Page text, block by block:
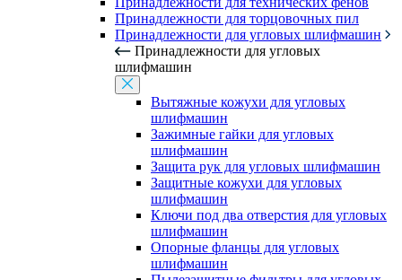
Принадлежности для торцовочных пил
Принадлежности для угловых шлифмашин
Принадлежности для угловых
шлифмашин
Вытяжные кожухи для угловых
шлифмашин
Зажимные гайки для угловых
шлифмашин
Защита рук для угловых шлифмашин
Защитные кожухи для угловых
шлифмашин
Ключи под два отверстия для угловых
шлифмашин
Опорные фланцы для угловых
шлифмашин